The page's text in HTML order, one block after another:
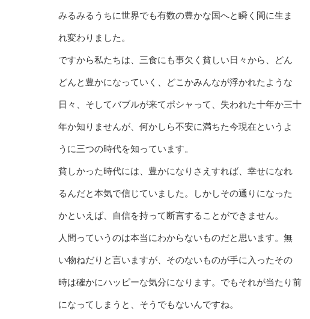
みるみるうちに世界でも有数の豊かな国へと瞬く間に生ま
れ変わりました。
ですから私たちは、三食にも事欠く貧しい日々から、どん
どんと豊かになっていく、どこかみんなが浮かれたような
日々、そしてバブルが来てポシャって、失われた十年か三十
年か知りませんが、何かしら不安に満ちた今現在というよ
うに三つの時代を知っています。
貧しかった時代には、豊かになりさえすれば、幸せになれ
るんだと本気で信じていました。しかしその通りになった
かといえば、自信を持って断言することができません。
人間っていうのは本当にわからないものだと思います。無
い物ねだりと言いますが、そのないものが手に入ったその
時は確かにハッピーな気分になります。でもそれが当たり前
になってしまうと、そうでもないんですね。